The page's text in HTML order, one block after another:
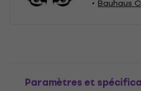
Bauhaus
Paramètres et